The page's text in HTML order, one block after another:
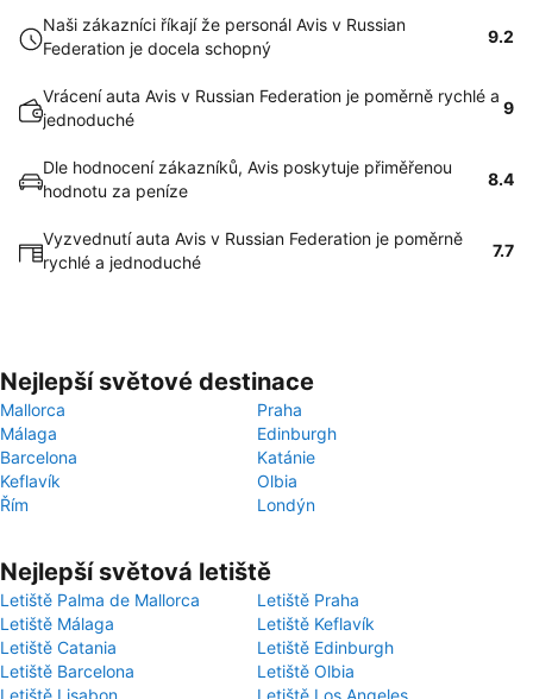
Naši zákazníci říkají že personál Avis v Russian
Federation je docela schopný
9.2
Vrácení auta Avis v Russian Federation je poměrně rychlé a
jednoduché
9
Dle hodnocení zákazníků, Avis poskytuje přiměřenou
hodnotu za peníze
8.4
Vyzvednutí auta Avis v Russian Federation je poměrně
rychlé a jednoduché
7.7
Nejlepší světové destinace
Mallorca
Praha
Málaga
Edinburgh
Barcelona
Katánie
Keflavík
Olbia
Řím
Londýn
Nejlepší světová letiště
Letiště Palma de Mallorca
Letiště Praha
Letiště Málaga
Letiště Keflavík
Letiště Catania
Letiště Edinburgh
Letiště Barcelona
Letiště Olbia
Letiště Lisabon
Letiště Los Angeles